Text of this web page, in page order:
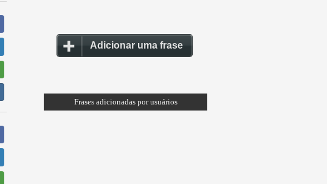
Adicionar uma frase
Frases adicionadas por usuários